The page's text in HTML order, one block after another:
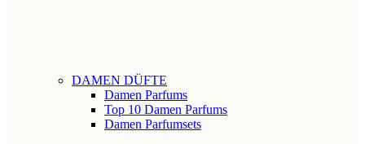
DAMEN DÜFTE
Damen Parfums
Top 10 Damen Parfums
Damen Parfumsets